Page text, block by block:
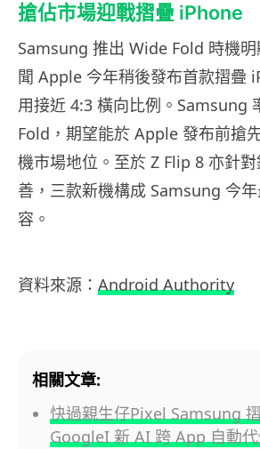
搶佔市場迎戰摺疊 iPhone
Samsung 推出 Wide Fold 時機
聞 Apple 今年稍後發布首款摺疊
用接近 4:3 橫向比例。Samsung
Fold，期望能於 Apple 發布前搶
機市場地位。至於 Z Flip 8 亦針
善，三款新機構成 Samsung 今
容。
資料來源： Android Authority
相關文章:
快過親生仔Pixel Samsung
GoogleI 新 AI 跨 App 自動